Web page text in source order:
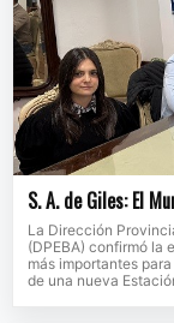
S. A. de Giles: El
La Dirección
(DPEBA) confirmó la
más importantes
de una nueva